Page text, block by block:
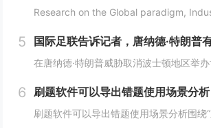
5
6 刷题软件可以导出错题使用场景分析